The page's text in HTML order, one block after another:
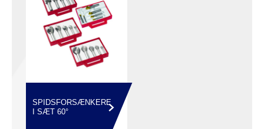
SPIDSFORSÆNKERE
I SÆT 60°